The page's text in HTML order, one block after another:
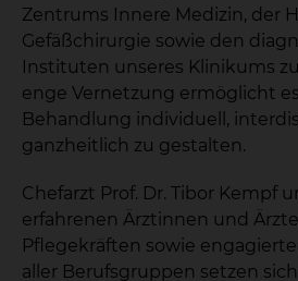
Zentrums Innere Medizin, der
Gefäßchirurgie sowie den
Instituten unseres Klinikums
enge Vernetzung ermöglicht
Behandlung individuell,
ganzheitlich zu gestalten.
Chefarzt Prof. Dr. Tibor Kempf
erfahrenen Ärztinnen und
Pflegekräften sowie
aller Berufsgruppen setzen